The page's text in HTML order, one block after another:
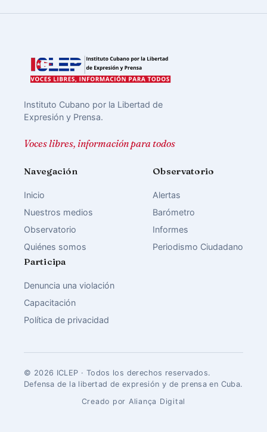
Instituto Cubano por la Libertad de
Expresión y Prensa.
Voces libres, información para todos
Navegación
Inicio
Nuestros medios
Observatorio
Quiénes somos
Observatorio
Alertas
Barómetro
Informes
Periodismo Ciudadano
Participa
Denuncia una violación
Capacitación
Política de privacidad
© 2026 ICLEP · Todos los derechos reservados.
Defensa de la libertad de expresión y de prensa en Cuba.
Creado por Aliança Digital